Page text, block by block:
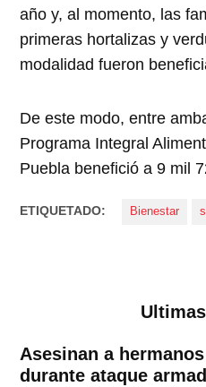
año y, al momento, las
primeras hortalizas y
modalidad fueron
De este modo, entre
Programa Integral
Puebla benefició a 9 mil
ETIQUETADO: Bienestar
Asesinan a
durante ataque